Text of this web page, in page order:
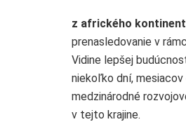
z afrického
prenasledovanie v
Vidine lepšej
niekoľko dní,
medzinárodné
v tejto krajine.